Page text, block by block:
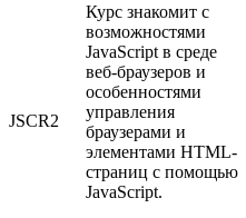
JSCR2
Курс знакомит с
возможностями
JavaScript в среде
веб-браузеров и
особенностями
управления
браузерами и
элементами HTML-
страниц с помощью
JavaScript.